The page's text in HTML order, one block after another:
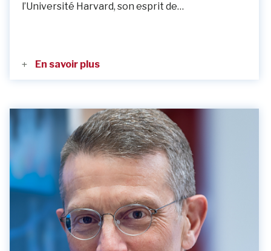
l’Université Harvard, son esprit de…
En savoir plus